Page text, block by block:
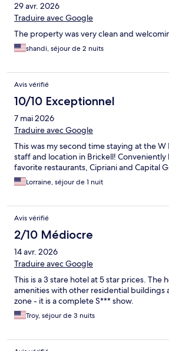
29 avr. 2026
Traduire avec Google
The property was very clean and
shandi, séjour de 2 nuits
Avis vérifié
10/10 Exceptionnel
7 mai 2026
Traduire avec Google
This was my second time staying at the
staff and location in Brickell! Conveniently
favorite restaurants, Cipriani and Capital
Lorraine, séjour de 1 nuit
Avis vérifié
2/10 Médiocre
14 avr. 2026
Traduire avec Google
This is a 3 stare hotel at 5 star prices. The
amenities with other residential buildings
zone - it is a complete S*** show.
Troy, séjour de 3 nuits